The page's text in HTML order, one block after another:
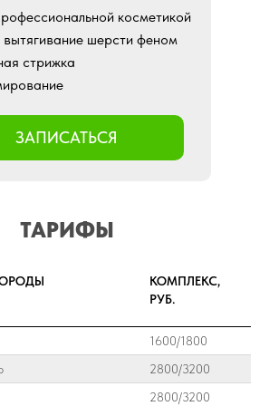
косметикой
шерсти феном
стрижка
ЗАПИСАТЬСЯ
ТАРИФЫ
КОМПЛЕКС,
РУБ.
1600/1800
2800/3200
2800/3200